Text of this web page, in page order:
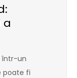
a
într-un
poate fi